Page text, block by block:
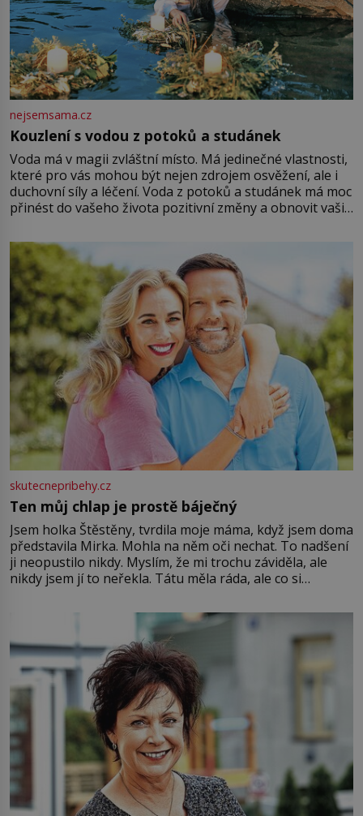
nejsemsama.cz
Kouzlení s vodou z potoků a studánek
Voda má v magii zvláštní místo. Má jedinečné vlastnosti,
které pro vás mohou být nejen zdrojem osvěžení, ale i
duchovní síly a léčení. Voda z potoků a studánek má moc
přinést do vašeho života pozitivní změny a obnovit vaši
můžete obohatit své rituály a přinést do svého života
větší harmonii a klid. Je důležité
skutecnepribehy.cz
Ten můj chlap je prostě báječný
Jsem holka Štěstěny, tvrdila moje máma, když jsem doma
představila Mirka. Mohla na něm oči nechat. To nadšení
ji neopustilo nikdy. Myslím, že mi trochu záviděla, ale
nikdy jsem jí to neřekla. Tátu měla ráda, ale co si
Jsme spolu moc rádi Tehdy byla jiná doba, když